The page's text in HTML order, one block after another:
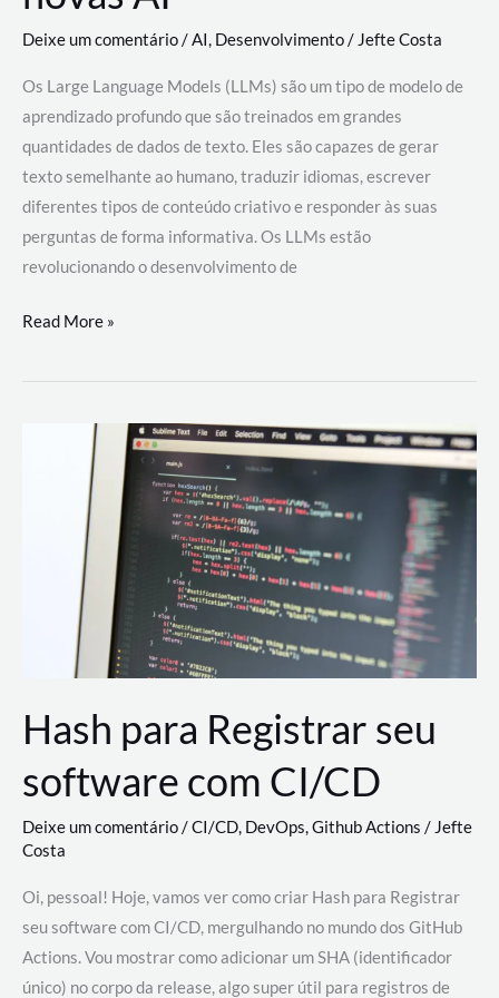
Deixe um comentário/AI, Desenvolvimento/ Jefte Costa
Os Large Language Models (LLMs) são um tipo de modelo de
aprendizado profundo que são treinados em grandes
quantidades de dados de texto. Eles são capazes de gerar
texto semelhante ao humano, traduzir idiomas, escrever
diferentes tipos de conteúdo criativo e responder às suas
perguntas de forma informativa. Os LLMs estão
revolucionando o desenvolvimento de
Large
Models
revolucionando
desenvolvimento
Read More »
Hash para Registrar seu
software com CI/CD
Deixe um comentário/CI/CD, DevOps,Github Actions /Jefte
Costa
Oi, pessoal! Hoje, vamos ver como criar Hash para Registrar
seu software com CI/CD, mergulhando no mundo dos GitHub
Actions. Vou mostrar como adicionar um SHA (identificador
único) no corpo da release, algo super útil para registros de